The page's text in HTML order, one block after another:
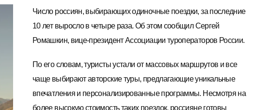
Число россиян, выбирающих одиночные поездки, за последние
10 лет выросло в четыре раза. Об этом сообщил Сергей
Ромашкин, вице-президент Ассоциации туроператоров России.
По его словам, туристы устали от массовых маршрутов и все
чаще выбирают авторские туры, предлагающие уникальные
впечатления и персонализированные программы. Несмотря на
более высокую стоимость таких поездок, россияне готовы